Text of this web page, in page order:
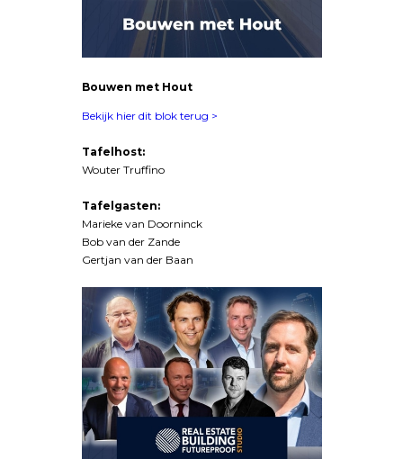
Bouwen met Hout
Bekijk hier dit blok terug >
Tafelhost:
Wouter Truffino
Tafelgasten:
Marieke van Doorninck
Bob van der Zande
Gertjan van der Baan